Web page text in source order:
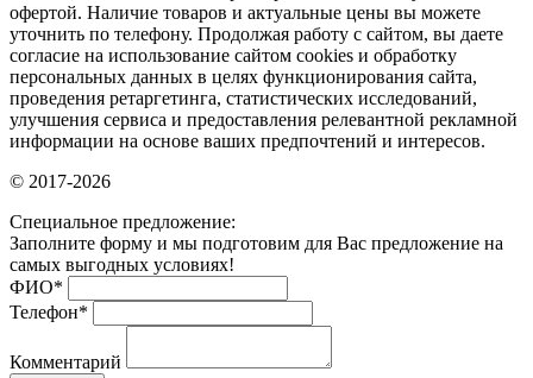
офертой. Наличие товаров и актуальные цены вы можете
уточнить по телефону. Продолжая работу с сайтом, вы даете
согласие на использование сайтом cookies и обработку
персональных данных в целях функционирования сайта,
проведения ретаргетинга, статистических исследований,
улучшения сервиса и предоставления релевантной рекламной
информации на основе ваших предпочтений и интересов.
© 2017-2026
Специальное предложение:
Заполните форму и мы подготовим для Вас предложение на
самых выгодных условиях!
ФИО*
Телефон*
Комментарий